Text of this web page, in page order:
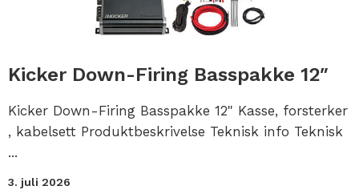
Kicker Down-Firing Basspakke 12″
Kicker Down-Firing Basspakke 12" Kasse, forsterker
, kabelsett Produktbeskrivelse Teknisk info Teknisk
...
3. juli 2026